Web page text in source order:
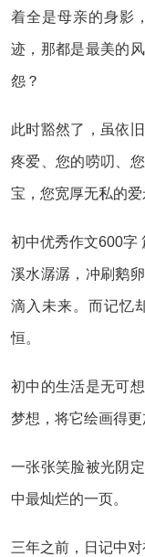
着全是母亲的身影
迹，那都是最美的
怨？
此时豁然了，虽依
疼爱、您的唠叨、
宝，您宽厚无私的爱
初中优秀作文600字
溪水潺潺，冲刷鹅
滴入未来。而记忆
恒。
初中的生活是无可
梦想，将它绘画得更
一张张笑脸被光阴
中最灿烂的一页。
三年之前，日记中